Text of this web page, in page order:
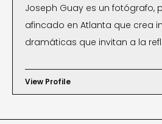
Joseph Guay es un fotógrafo,
afincado en Atlanta que crea
dramáticas que invitan a la
una clientela global. Su trabajo
presentado en exposiciones
View Profile